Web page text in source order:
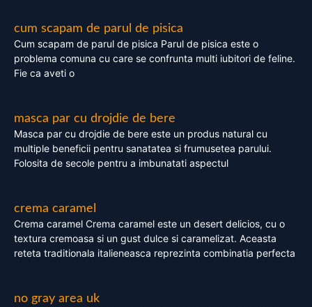
cum scapam de parul de pisica
Cum scapam de parul de pisica Parul de pisica este o
problema comuna cu care se confrunta multi iubitori de feline.
Fie ca aveti o
masca par cu drojdie de bere
Masca par cu drojdie de bere este un produs natural cu
multiple beneficii pentru sanatatea si frumusetea parului.
Folosita de secole pentru a imbunatati aspectul
crema caramel
Crema caramel Crema caramel este un desert delicios, cu o
textura cremoasa si un gust dulce si caramelizat. Aceasta
reteta traditionala italieneasca reprezinta combinatia perfecta
no gray area uk